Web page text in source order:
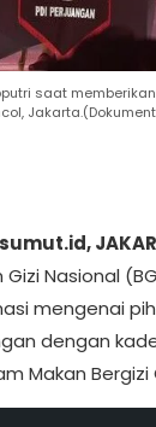
saat
Gizi Nasional
mengenai
dengan
Makan Bergizi